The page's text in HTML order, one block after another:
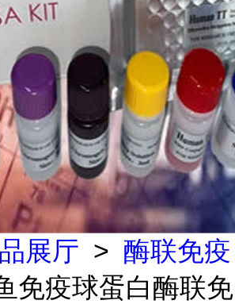
展厅 > 酶联免疫
免疫球蛋白酶联免